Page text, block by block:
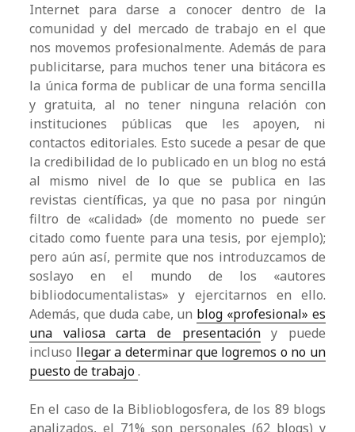
Internet para darse a conocer dentro de la
comunidad y del mercado de trabajo en el que
nos movemos profesionalmente. Además de para
publicitarse, para muchos tener una bitácora es
la única forma de publicar de una forma sencilla
y gratuita, al no tener ninguna relación con
instituciones públicas que les apoyen, ni
contactos editoriales. Esto sucede a pesar de que
la credibilidad de lo publicado en un blog no está
al mismo nivel de lo que se publica en las
revistas científicas, ya que no pasa por ningún
filtro de «calidad» (de momento no puede ser
citado como fuente para una tesis, por ejemplo);
pero aún así, permite que nos introduzcamos de
soslayo en el mundo de los «autores
bibliodocumentalistas» y ejercitarnos en ello.
Además, que duda cabe, un blog «profesional» es
una valiosa carta de presentacióny puede
incluso llegar a determinar que logremos o no un
puesto de trabajo.
En el caso de la Biblioblogosfera, de los 89 blogs
analizados, el 71% son personales (62 blogs) y